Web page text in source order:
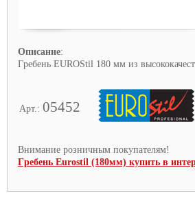
Описание:
Гpeбень EUROStil 180 мм из
Арт.: 05452
Внимание розничным покупателям!
Гpeбень Eurostil (180мм) купить в